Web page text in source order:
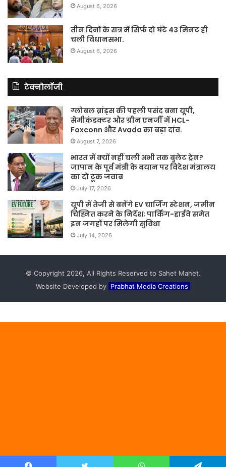
August 6, 2026
तीन दिनों के सत्र में सिर्फ दो घंटे 43 मिनट ही
चली विधानसभा.
August 6, 2026
टेक्नोलॉजी
ग्लोबल ब्रांड्स की पहली पसंद बना यूपी,
सेमीकंडक्टर और ग्रीन एनर्जी में HCL-
Foxconn और Avada का बड़ा दांव.
August 7, 2026
भारत में क्यों नहीं चली अभी तक बुलेट ट्रेन?
जापान के पूर्व मंत्री के बयान पर विदेश मंत्रालय
का दो टूक जवाब
July 17, 2026
यूपी में तेजी से बनेंगे EV चार्जिंग स्टेशन, जमीन
चिह्नित करने के निर्देश; पार्किंग-हाईवे समेत
इन जगहों पर मिलेगी सुविधा
July 14, 2026
© Copyright 2026, All Rights Reserved to Sahet Mahet.
Website Developed by Prabhat Media Creations